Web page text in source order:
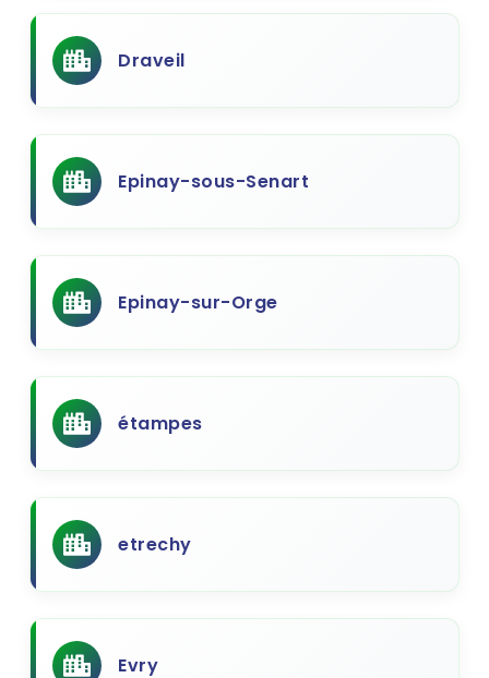
Draveil
Epinay-sous-Senart
Epinay-sur-Orge
étampes
etrechy
Evry